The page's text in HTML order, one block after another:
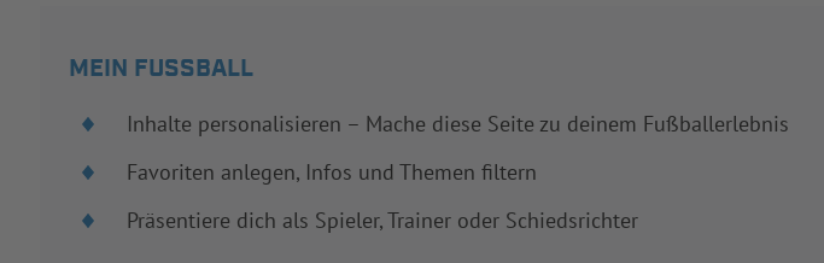
MEIN FUSSBALL
Inhalte personalisieren – Mache diese Seite zu deinem Fußballerlebnis
Favoriten anlegen, Infos und Themen filtern
Präsentiere dich als Spieler, Trainer oder Schiedsrichter